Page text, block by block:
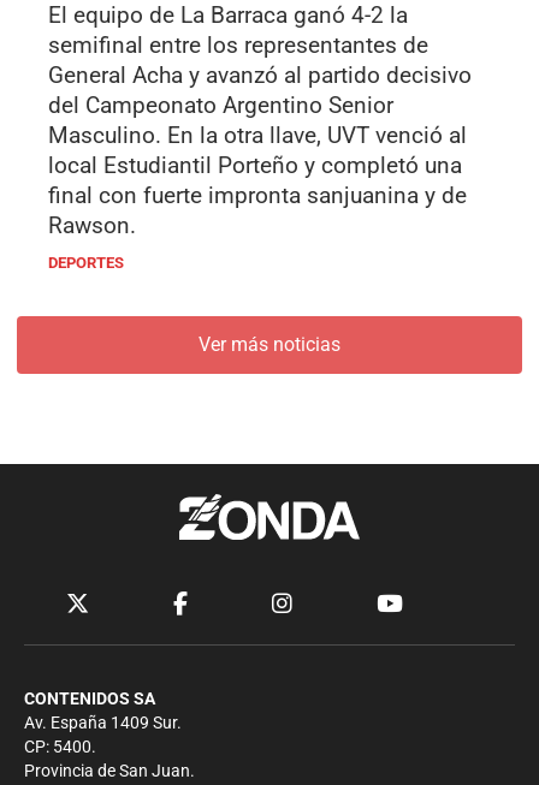
El equipo de La Barraca ganó 4-2 la
semifinal entre los representantes de
General Acha y avanzó al partido decisivo
del Campeonato Argentino Senior
Masculino. En la otra llave, UVT venció al
local Estudiantil Porteño y completó una
final con fuerte impronta sanjuanina y de
Rawson.
DEPORTES
Ver más noticias
CONTENIDOS SA
Av. España 1409 Sur.
CP: 5400.
Provincia de San Juan.